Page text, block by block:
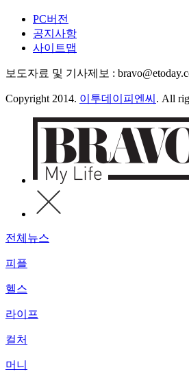
PC버전
공지사항
사이트맵
보도자료 및 기사제보 :
Copyright 2014. 이투데이피엔씨 . All
전체뉴스
피플
헬스
라이프
컬처
머니